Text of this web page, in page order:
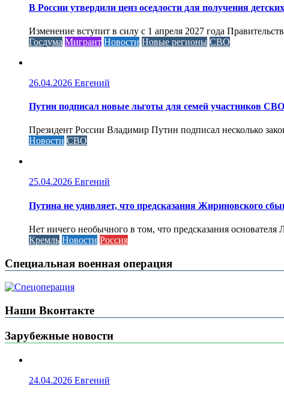
В России утвердили ценз оседлости для получения
Изменение вступит в силу с 1 апреля 2027 года
Госдума Мигрант Новости Новые регионы СВО
26.04.2026 Евгений
Путин подписал новые льготы для семей участников
Президент России Владимир Путин подписал несколько
Новости СВО
25.04.2026 Евгений
Путина не удивляет, что предсказания Жириновского
Нет ничего необычного в том, что предсказания
Кремль Новости Россия
Специальная военная операция
Наши Вконтакте
Зарубежные новости
24.04.2026 Евгений